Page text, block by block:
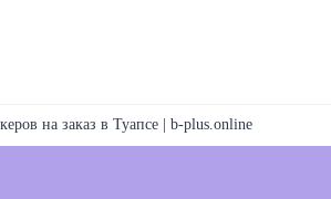
на заказ в Туапсе | b-plus.online